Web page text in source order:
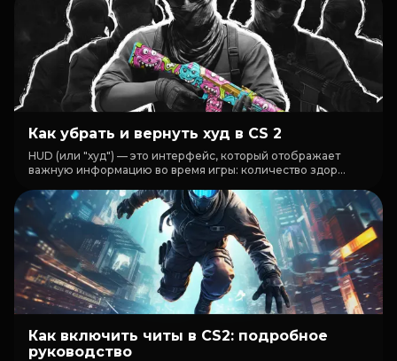
Как убрать и вернуть худ в CS 2
HUD (или "худ") — это интерфейс, который отображает
важную информацию во время игры: количество здор...
Как включить читы в CS2: подробное
руководство